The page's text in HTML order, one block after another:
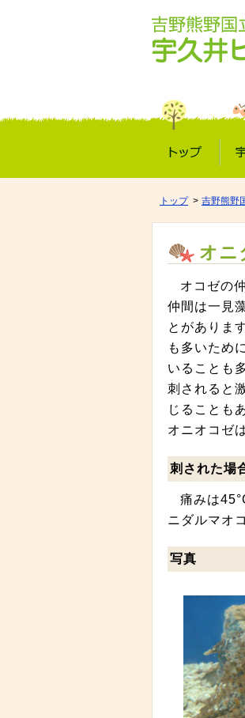
トップ
トップ 吉野熊野
オニ
オコゼの
仲間は一見
とがありま
も多いため
いることも
刺されると
じることも
オニオコゼ
刺された場
痛みは
ニダルマオ
写真